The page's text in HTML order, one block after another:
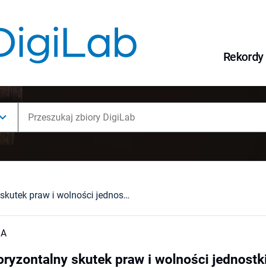
Rekordy
Horyzontalny skutek praw i wolności jednostki w systemie Konstytucji RP
skutek praw i wolności